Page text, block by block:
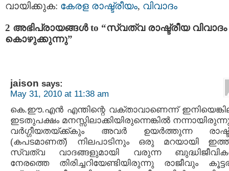
വായിക്കുക: കേരള രാഷ്ട്രീയം, വിവാദം
2 അഭിപ്രായങ്ങള്‍ to “സ്വത്വ രാഷ്ട്രീയ വിവാദം
കൊഴുക്കുന്നു”
jaison says:
May 31, 2010 at 11:38 am
കെ.ഈ.എൻ എന്തിന്റെ വക്താവാണെന്ന്
ഇടതുപക്ഷം മനസ്സിലാക്കിയിരുന്നെങ്കിൽ
വർഗ്ഗീയതയ്ക്ക്കും അവർ ഉയർത്തുന്ന
(കപടമാണത്) നിലപാടിനും ഒരു മറയായി
സ്വത്വ വാദങ്ങളുമായി വരുന്ന
നേരത്തെ തിരിച്ചറിയേണ്ടിയിരുന്നു രാജീവും